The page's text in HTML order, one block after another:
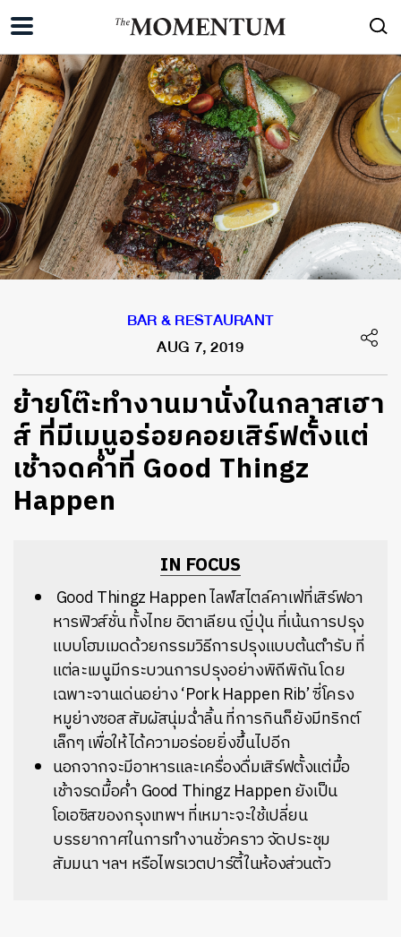
BAR & RESTAURANT
AUG 7, 2019
ย้ายโต๊ะทำงานมานั่งในกลาสเฮา
ส์ ที่มีเมนูอร่อยคอยเสิร์ฟตั้งแต่
เช้าจดค่ำที่ Good Thingz
Happen
IN FOCUS
Good Thingz Happen ไลฟ์สไตล์คาเฟ่ที่เสิร์ฟอา
หารฟิวส์ชั่น ทั้งไทย อิตาเลียน ญี่ปุ่น ที่เน้นการปรุง
แบบโฮมเมดด้วยกรรมวิธีการปรุงแบบต้นตำรับ ที่
แต่ละเมนูมีกระบวนการปรุงอย่างพิถีพิถัน โดย
เฉพาะจานเด่นอย่าง‘Pork Happen Rib’ซี่โครง
หมูย่างซอส สัมผัสนุ่มฉ่ำลิ้น ที่การกินก็ยังมีทริกต์
เล็กๆ เพื่อให้ได้ความอร่อยยิ่งขึ้นไปอีก
นอกจากจะมีอาหารและเครื่องดื่มเสิร์ฟตั้งแต่มื้อ
เช้าจรดมื้อค่ำ Good Thingz Happen ยังเป็น
โอเอซิสของกรุงเทพฯ ที่เหมาะจะใช้เปลี่ยน
บรรยากาศในการทำงานชั่วคราว จัดประชุม
สัมมนา ฯลฯ หรือไพรเวตปาร์ตี้ในห้องส่วนตัว